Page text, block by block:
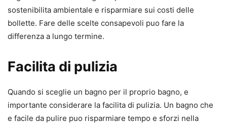
sostenibilita ambientale e risparmiare sui costi delle
bollette. Fare delle scelte consapevoli puo fare la
differenza a lungo termine.
Facilita di pulizia
Quando si sceglie un bagno per il proprio bagno, e
importante considerare la facilita di pulizia. Un bagno che
e facile da pulire puo risparmiare tempo e sforzi nella